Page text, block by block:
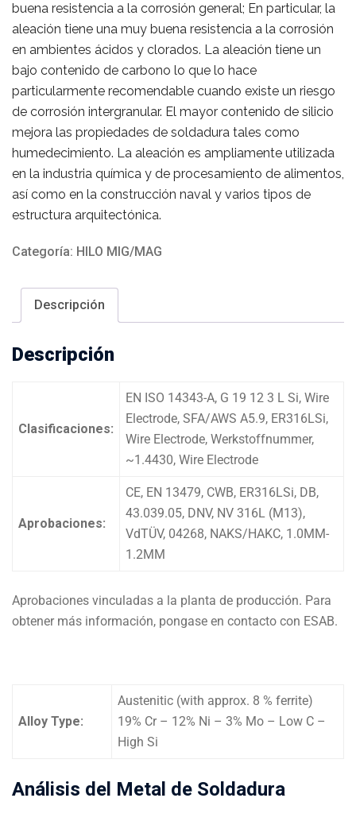
buena resistencia a la corrosión general; En particular, la
aleación tiene una muy buena resistencia a la corrosión
en ambientes ácidos y clorados. La aleación tiene un
bajo contenido de carbono lo que lo hace
particularmente recomendable cuando existe un riesgo
de corrosión intergranular. El mayor contenido de silicio
mejora las propiedades de soldadura tales como
humedecimiento. La aleación es ampliamente utilizada
en la industria química y de procesamiento de alimentos,
así como en la construcción naval y varios tipos de
estructura arquitectónica.
Categoría: HILO MIG/MAG
Descripción
Descripción
Clasificaciones:
EN ISO 14343-A, G 19 12 3 L Si, Wire
Electrode, SFA/AWS A5.9, ER316LSi,
Wire Electrode, Werkstoffnummer,
~1.4430, Wire Electrode
Aprobaciones:
CE, EN 13479, CWB, ER316LSi, DB,
43.039.05, DNV, NV 316L (M13),
VdTÜV, 04268, NAKS/HAKC, 1.0MM-
1.2MM
Aprobaciones vinculadas a la planta de producción. Para
obtener más información, pongase en contacto con ESAB.
Alloy Type:
Austenitic (with approx. 8 % ferrite)
19% Cr – 12% Ni – 3% Mo – Low C –
High Si
Análisis del Metal de Soldadura